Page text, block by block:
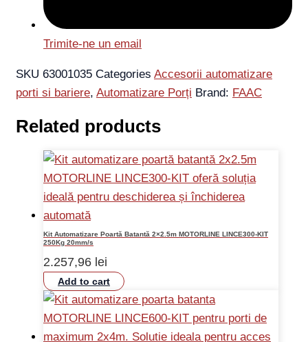
Trimite-ne un email
SKU 63001035 Categories Accesorii automatizare
porti si bariere, Automatizare Porți Brand: FAAC
Related products
Kit Automatizare Poartă Batantă 2×2.5m MOTORLINE LINCE300-KIT
250Kg 20mm/s
2.257,96 lei
Add to cart